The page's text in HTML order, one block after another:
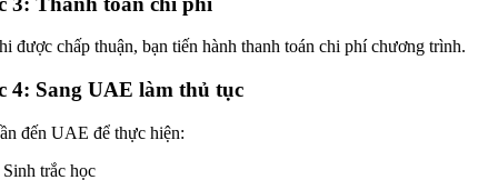
được chấp thuận, bạn tiến hành thanh toán chi phí chương trình.
4: Sang UAE làm thủ tục
đến UAE để thực hiện:
Sinh trắc học